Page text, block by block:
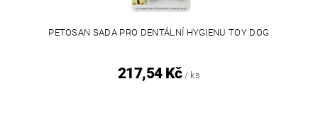
PETOSAN SADA PRO DENTÁLNÍ HYGIENU TOY DOG
217,54 Kč / ks